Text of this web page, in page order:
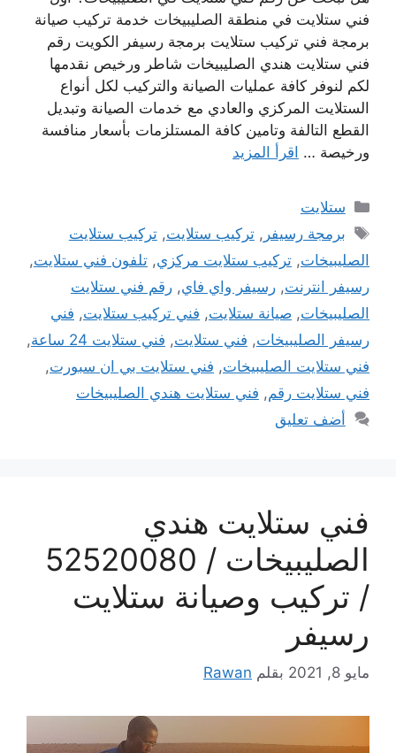
فني ستلايت في منطقة الصليبيخات خدمة تركيب صيانة
برمجة فني تركيب ستلايت برمجة رسيفر الكويت رقم
فني ستلايت هندي الصليبيخات شاطر ورخيص نقدمها
لكم لنوفر كافة عمليات الصيانة والتركيب لكل أنواع
الستلايت المركزي والعادي مع خدمات الصيانة وتبديل
القطع التالفة وتامين كافة المستلزمات بأسعار منافسة
ورخيصة … اقرأ المزيد
التصنيفات
ستلايت
الوسوم
برمجة رسيفر ,تركيب ستلايت,تركيب ستلايت
الصليبيخات, تركيب ستلايت مركزي, تلفون فني ستلايت,
رسيفر انترنت, رسيفر واي فاي, رقم فني ستلايت
الصليبيخات, صيانة ستلايت, فني تركيب ستلايت, فني
رسيفر الصليبيخات, فني ستلايت, فني ستلايت 24 ساعة
,
فني ستلايت الصليبيخات, فني ستلايت بي ان سبورت,
فني ستلايت رقم, فني ستلايت هندي الصليبيخات
أضف تعليق
فني ستلايت هندي
الصليبيخات / 52520080
/ تركيب وصيانة ستلايت
رسيفر
مايو 8, 2021 بقلم Rawan